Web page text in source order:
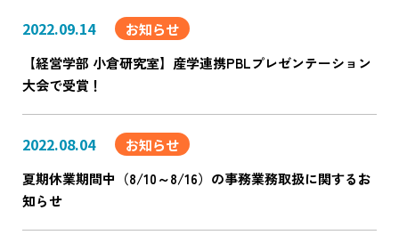
2022.09.14
お知らせ
【経営学部 小倉研究室】産学連携PBLプレゼンテーション
大会で受賞！
2022.08.04
お知らせ
夏期休業期間中（8/10～8/16）の事務業務取扱に関するお
知らせ